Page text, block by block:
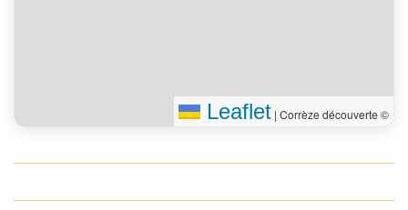
Leaflet | Corrèze découverte ©